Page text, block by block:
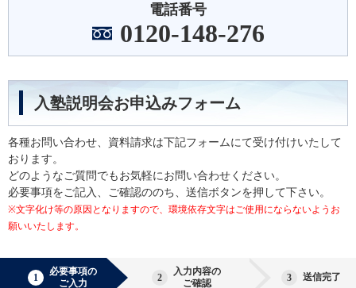
電話番号
0120-148-276
入塾説明会お申込みフォーム
各種お問い合わせ、資料請求は下記フォームにて受け付けいたして
おります。
どのようなご質問でもお気軽にお問い合わせください。
必要事項をご記入、ご確認ののち、送信ボタンを押して下さい。
※文字化け等の原因となりますので、環境依存文字はご使用にならないようお
願いいたします。
必要事項の
ご入力
入力内容の
ご確認
送信完了